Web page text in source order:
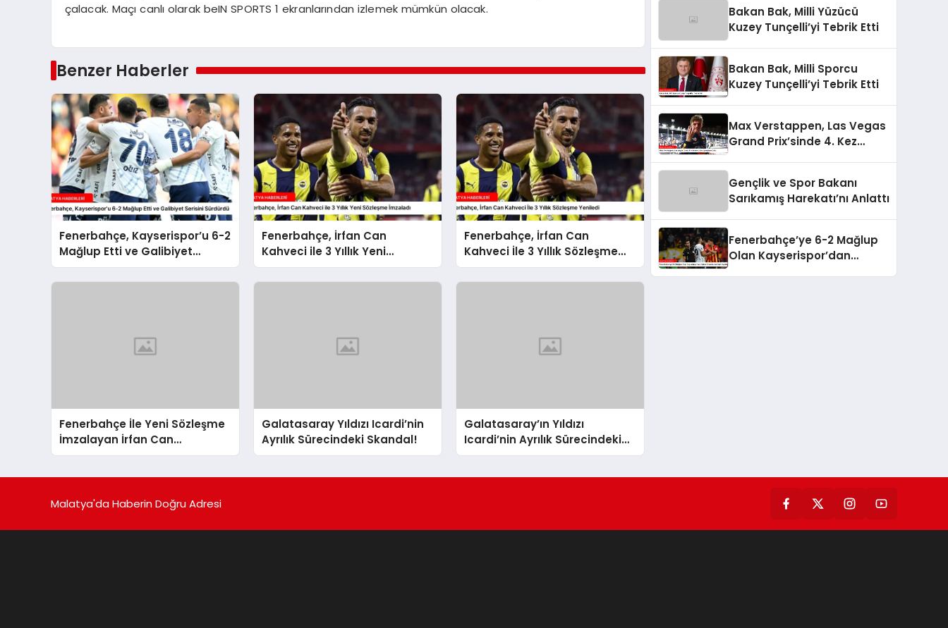
çalacak. Maçı canlı olarak beIN SPORTS 1 ekranlarından izlemek mümkün olacak.
Benzer Haberler
Fenerbahçe, Kayserispor’u 6-2
Mağlup Etti ve Galibiyet
Serisini Sürdürdü
Fenerbahçe, İrfan Can
Kahveci ile 3 Yıllık Yeni
Sözleşme İmzaladı
Fenerbahçe, İrfan Can
Kahveci İle 3 Yıllık Sözleşme
Yeniledi
Fenerbahçe İle Yeni Sözleşme
İmzalayan İrfan Can
Kahveci’nin Maaşı %100 Arttı
Galatasaray Yıldızı Icardi’nin
Ayrılık Sürecindeki Skandal!
Galatasaray’ın Yıldızı
Icardi’nin Ayrılık Sürecindeki
Sevgilisi, Rapçi L-Gante’den
Bakan Bak, Milli Yüzücü
Kuzey Tunçelli’yi Tebrik Etti
Bakan Bak, Milli Sporcu
Kuzey Tunçelli’yi Tebrik Etti
Max Verstappen, Las Vegas
Grand Prix’sinde 4. Kez
Gençlik ve Spor Bakanı
Sarıkamış Harekatı’nı Anlattı
Fenerbahçe’ye 6-2 Mağlup
Olan Kayserispor’dan
Malatya'da Haberin Doğru Adresi